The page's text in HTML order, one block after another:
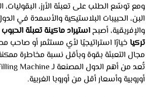
ومع توسّع الطلب على تعبئة الأرز، البقوليات،
البن، الحبيبات البلاستيكية والأسمدة في
والإفريقية، أصبح استيراد ماكينة تعبئة
تركيا خيارًا استراتيجيًا لأي مستثمر أو صاحب
مجال التعبئة بقوة وبأقل نسبة مخاطرة
أوروبية وأسعار أقل من أوروبا الغربية.